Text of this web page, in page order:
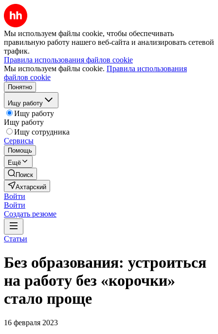
Мы используем файлы cookie, чтобы обеспечивать
правильную работу нашего веб-сайта и анализировать сетевой
трафик.
Правила использования файлов cookie
Мы используем файлы cookie. Правила использования
файлов cookie
Понятно
Ищу работу
Ищу работу
Ищу работу
Ищу сотрудника
Сервисы
Помощь
Ещё
Поиск
Ахтарский
Войти
Войти
Создать резюме
Статьи
Без образования: устроиться
на работу без «корочки»
стало проще
16 февраля 2023